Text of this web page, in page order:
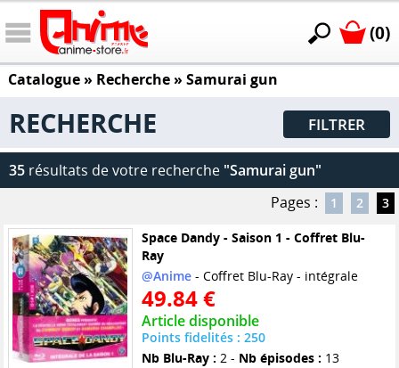
(0)
Catalogue» Recherche » Samurai gun
RECHERCHE FILTRER
35 résultats de votre recherche "Samurai gun"
Pages :
1 2 3
Space Dandy - Saison 1 - Coffret Blu-
Ray
@Anime- Coffret Blu-Ray - intégrale
49.84 €
Article disponible
Points fidelités : 250
Nb Blu-Ray : 2 - Nb épisodes : 13